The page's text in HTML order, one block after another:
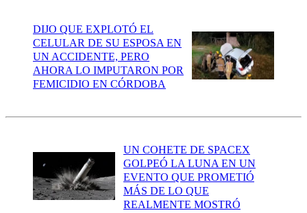
DIJO QUE EXPLOTÓ EL
CELULAR DE SU ESPOSA EN
UN ACCIDENTE, PERO
AHORA LO IMPUTARON POR
FEMICIDIO EN CÓRDOBA
UN COHETE DE SPACEX
GOLPEÓ LA LUNA EN UN
EVENTO QUE PROMETIÓ
MÁS DE LO QUE
REALMENTE MOSTRÓ